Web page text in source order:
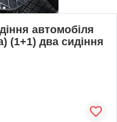
автомобіля
(1+1) два сидіння